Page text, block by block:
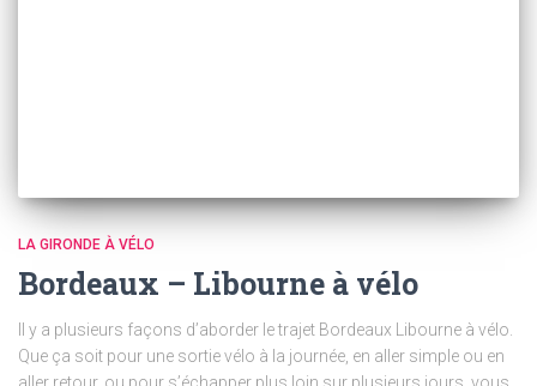
LA GIRONDE À VÉLO
Bordeaux – Libourne à vélo
Il y a plusieurs façons d’aborder le trajet Bordeaux Libourne à vélo.
Que ça soit pour une sortie vélo à la journée, en aller simple ou en